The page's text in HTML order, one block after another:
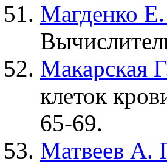
Магденко
Макарская
клеток
65-69.
Матвеев А.